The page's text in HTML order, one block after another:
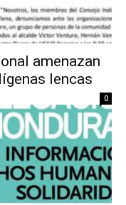
amenazan
lencas
0